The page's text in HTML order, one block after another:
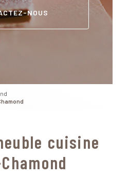
NOUS
cuisine